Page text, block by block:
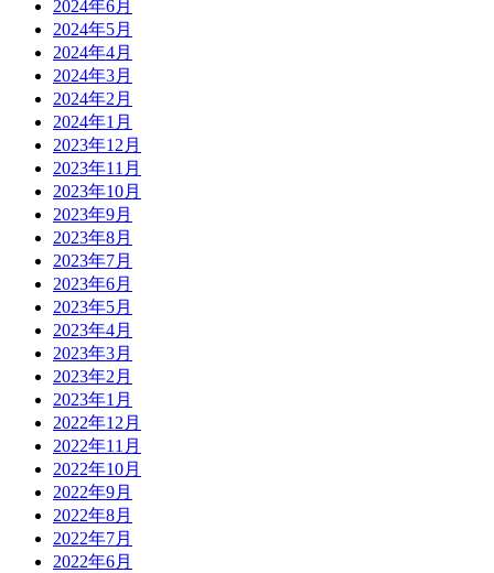
2024年6月
2024年5月
2024年4月
2024年3月
2024年2月
2024年1月
2023年12月
2023年11月
2023年10月
2023年9月
2023年8月
2023年7月
2023年6月
2023年5月
2023年4月
2023年3月
2023年2月
2023年1月
2022年12月
2022年11月
2022年10月
2022年9月
2022年8月
2022年7月
2022年6月